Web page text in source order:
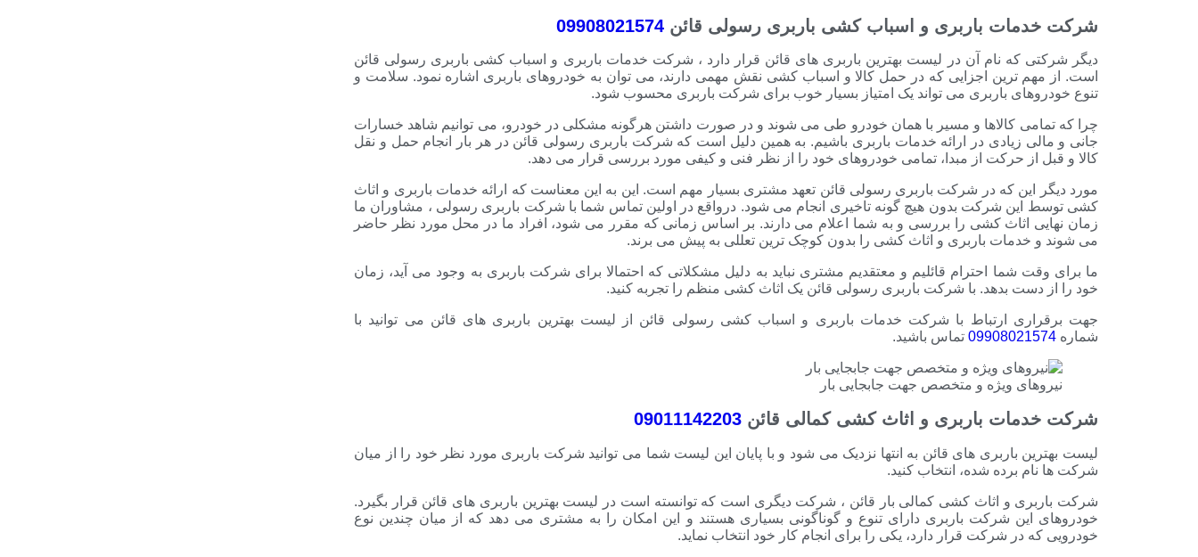
شرکت خدمات باربری و اسباب کشی باربری رسولی قائن 09908021574
دیگر شرکتی که نام آن در لیست بهترین باربری های قائن قرار دارد ، شرکت خدمات باربری و اسباب کشی باربری رسولی قائن
است. از مهم ترین اجزایی که در حمل کالا و اسباب کشی نقش مهمی دارند، می توان به خودروهای باربری اشاره نمود. سلامت و
تنوع خودروهای باربری می تواند یک امتیاز بسیار خوب برای شرکت باربری محسوب شود.
چرا که تمامی کالاها و مسیر با همان خودرو طی می شوند و در صورت داشتن هرگونه مشکلی در خودرو، می توانیم شاهد خسارات
جانی و مالی زیادی در ارائه خدمات باربری باشیم. به همین دلیل است که شرکت باربری رسولی قائن در هر بار انجام حمل و نقل
کالا و قبل از حرکت از مبدا، تمامی خودروهای خود را از نظر فنی و کیفی مورد بررسی قرار می دهد.
مورد دیگر این که در شرکت باربری رسولی قائن تعهد مشتری بسیار مهم است. این به این معناست که ارائه خدمات باربری و اثاث
کشی توسط این شرکت بدون هیچ گونه تاخیری انجام می شود. درواقع در اولین تماس شما با شرکت باربری رسولی ، مشاوران ما
زمان نهایی اثاث کشی را بررسی و به شما اعلام می دارند. بر اساس زمانی که مقرر می شود، افراد ما در محل مورد نظر حاضر
می شوند و خدمات باربری و اثاث کشی را بدون کوچک ترین تعللی به پیش می برند.
ما برای وقت شما احترام قائلیم و معتقدیم مشتری نباید به دلیل مشکلاتی که احتمالا برای شرکت باربری به وجود می آید، زمان
خود را از دست بدهد. با شرکت باربری رسولی قائن یک اثاث کشی منظم را تجربه کنید.
جهت برقراری ارتباط با شرکت خدمات باربری و اسباب کشی رسولی قائن از لیست بهترین باربری های قائن می توانید با
شماره 09908021574 تماس باشید.
نیروهای ویژه و متخصص جهت جابجایی بار
شرکت خدمات باربری و اثاث کشی کمالی قائن 09011142203
لیست بهترین باربری های قائن به انتها نزدیک می شود و با پایان این لیست شما می توانید شرکت باربری مورد نظر خود را از میان
شرکت ها نام برده شده، انتخاب کنید.
شرکت باربری و اثاث کشی کمالی بار قائن ، شرکت دیگری است که توانسته است در لیست بهترین باربری های قائن قرار بگیرد.
خودروهای این شرکت باربری دارای تنوع و گوناگونی بسیاری هستند و این امکان را به مشتری می دهد که از میان چندین نوع
خودرویی که در شرکت قرار دارد، یکی را برای انجام کار خود انتخاب نماید.